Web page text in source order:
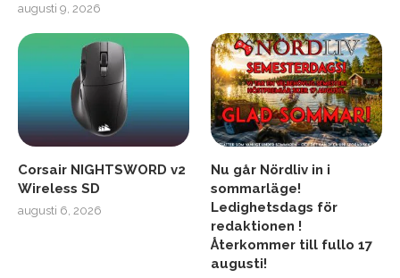
augusti 9, 2026
Corsair NIGHTSWORD v2
Wireless SD
augusti 6, 2026
Nu går Nördliv in i
sommarläge!
Ledighetsdags för
redaktionen !
Återkommer till fullo 17
augusti!